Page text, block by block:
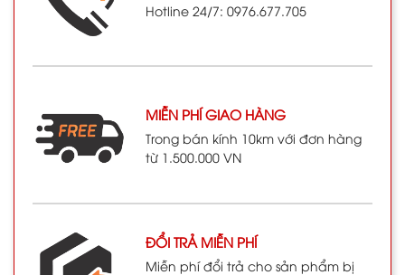
Hotline 24/7: 0976.677.705
MIỄN PHÍ GIAO HÀNG
Trong bán kính 10km với đơn hàng
từ 1.500.000 VN
ĐỔI TRẢ MIỄN PHÍ
Miễn phí đổi trả cho sản phẩm bị